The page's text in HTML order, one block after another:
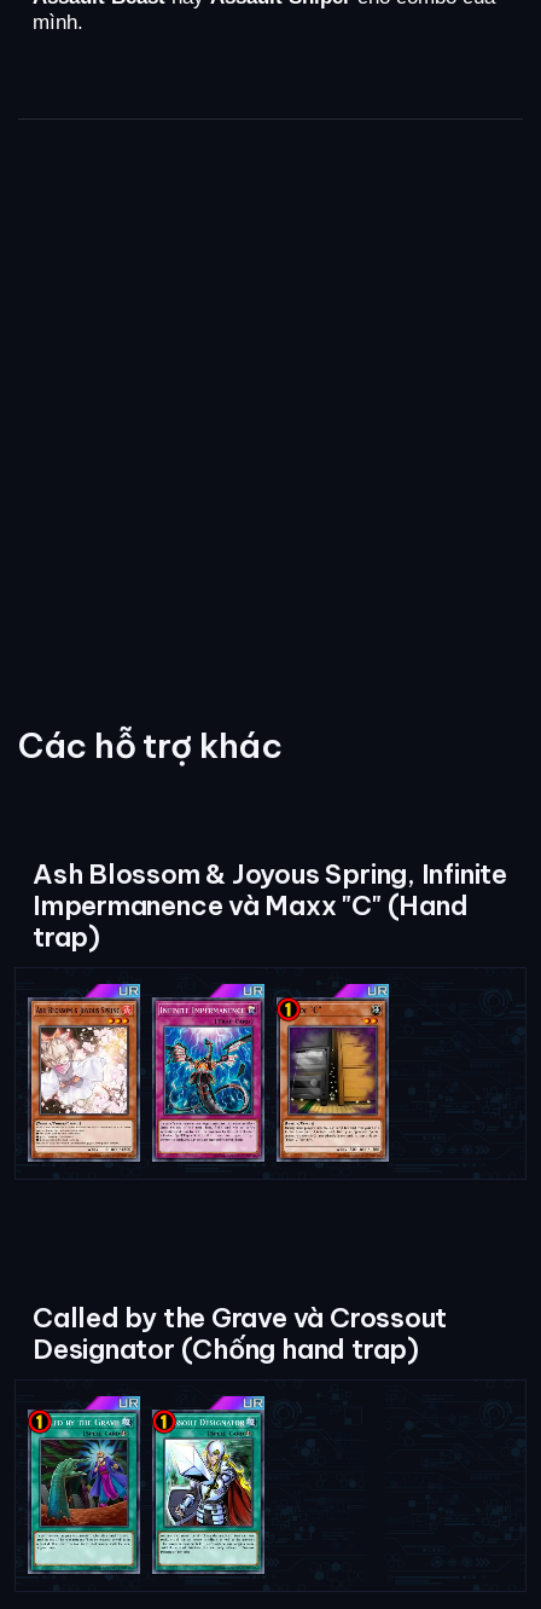
mình.
Các hỗ trợ khác
Ash Blossom & Joyous Spring, Infinite
Impermanence và Maxx "C" (Hand
trap)
Called by the Grave và Crossout
Designator (Chống hand trap)